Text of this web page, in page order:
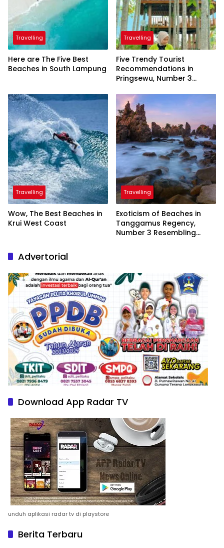
Travelling
Here are The Five Best
Beaches in South Lampung
Travelling
Five Trendy Tourist
Recommendations in
Pringsewu, Number 3
President
Travelling
Wow, The Best Beaches in
Krui West Coast
Travelling
Exoticism of Beaches in
Tanggamus Regency,
Number 3 Resembling
Advertorial
Download App Radar TV
unduh aplikasi radar tv di playstore
Berita Terbaru